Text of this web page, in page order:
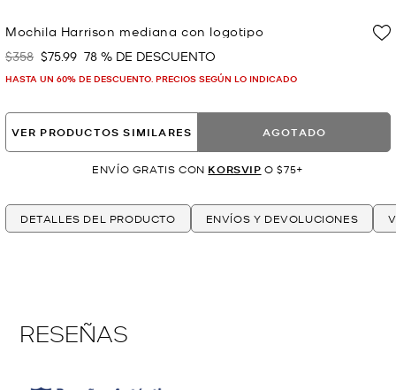
Mochila Harrison mediana con logotipo
Era
$358 Ahora
$75.99 78 % DE DESCUENTO
HASTA UN 60% DE DESCUENTO. PRECIOS SEGÚN LO INDICADO
VER PRODUCTOS SIMILARES AGOTADO
ENVÍO GRATIS CON KORSVIP O $75+
DETALLES DEL PRODUCTO ENVÍOS Y DEVOLUCIONES